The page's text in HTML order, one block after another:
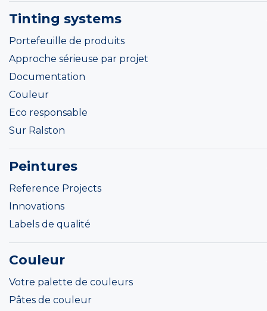
Tinting systems
Portefeuille de produits
Approche sérieuse par projet
Documentation
Couleur
Eco responsable
Sur Ralston
Peintures
Reference Projects
Innovations
Labels de qualité
Couleur
Votre palette de couleurs
Pâtes de couleur